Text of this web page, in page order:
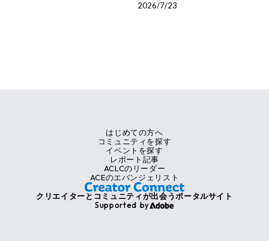
2026/7/23
クリエイターとコミュニティが出会うポータルサイト
Supported by
はじめての方へ
コミュニティを探す
イベントを探す
レポート記事
ACLCのリーダー
ACEのエバンジェリスト